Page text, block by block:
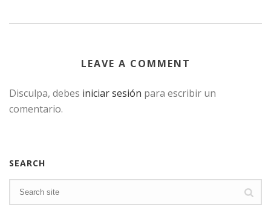
LEAVE A COMMENT
Disculpa, debes iniciar sesión para escribir un
comentario.
SEARCH